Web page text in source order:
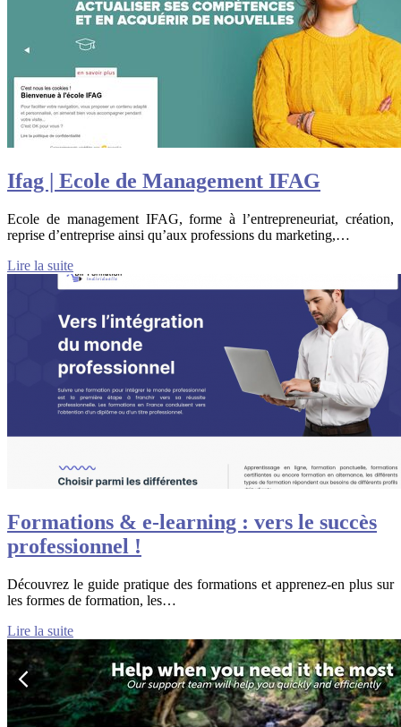
Ifag | Ecole de Management IFAG
Ecole de management IFAG, forme à l’entrepreneuriat, création,
reprise d’entreprise ainsi qu’aux professions du marketing,…
Lire la suite
Formations & e-learning : vers le succès
professionnel !
Découvrez le guide pratique des formations et apprenez-en plus sur
les formes de formation, les…
Lire la suite